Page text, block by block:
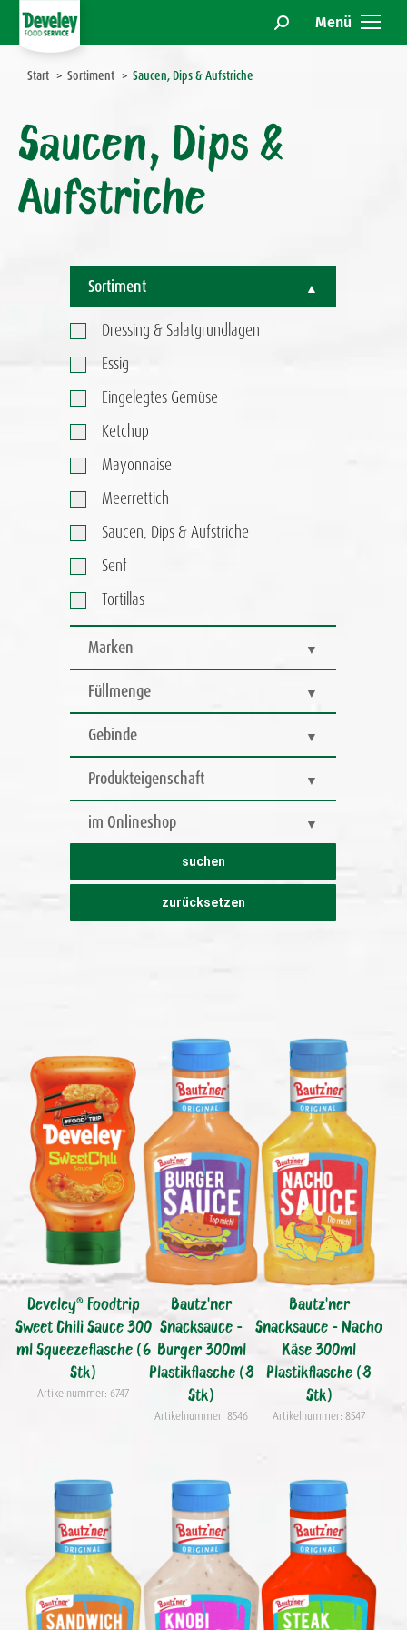
Menü
Search:
Sie befinden sich hier:
Start Sortiment Saucen, Dips & Aufstriche
Saucen, Dips &
Aufstriche
Sortiment
Dressing & Salatgrundlagen
Essig
Eingelegtes Gemüse
Ketchup
Mayonnaise
Meerrettich
Saucen, Dips & Aufstriche
Senf
Tortillas
Marken
Füllmenge
Gebinde
Produkteigenschaft
im Onlineshop
Develey® Foodtrip
Sweet Chili Sauce 300
ml Squeezeflasche (6
Stk)
Artikelnummer: 6747
Bautz'ner
Snacksauce -
Burger 300ml
Plastikflasche (8
Stk)
Artikelnummer: 8546
Bautz'ner
Snacksauce - Nacho
Käse 300ml
Plastikflasche (8
Stk)
Artikelnummer: 8547